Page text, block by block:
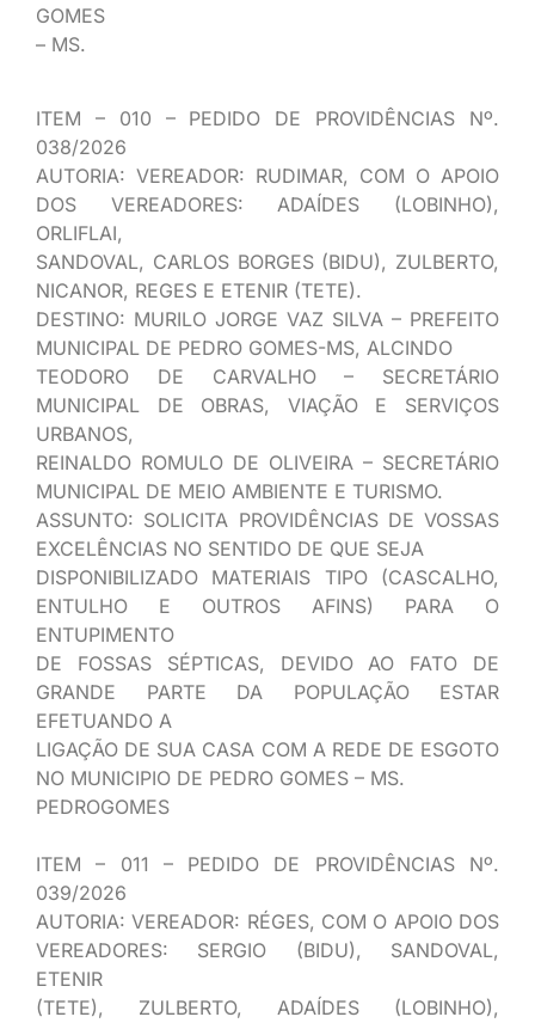
GOMES
– MS.
ITEM – 010 – PEDIDO DE PROVIDÊNCIAS Nº.
038/2026
AUTORIA: VEREADOR: RUDIMAR, COM O APOIO
DOS VEREADORES: ADAÍDES (LOBINHO),
ORLIFLAI,
SANDOVAL, CARLOS BORGES (BIDU), ZULBERTO,
NICANOR, REGES E ETENIR (TETE).
DESTINO: MURILO JORGE VAZ SILVA – PREFEITO
MUNICIPAL DE PEDRO GOMES-MS, ALCINDO
TEODORO DE CARVALHO – SECRETÁRIO
MUNICIPAL DE OBRAS, VIAÇÃO E SERVIÇOS
URBANOS,
REINALDO ROMULO DE OLIVEIRA – SECRETÁRIO
MUNICIPAL DE MEIO AMBIENTE E TURISMO.
ASSUNTO: SOLICITA PROVIDÊNCIAS DE VOSSAS
EXCELÊNCIAS NO SENTIDO DE QUE SEJA
DISPONIBILIZADO MATERIAIS TIPO (CASCALHO,
ENTULHO E OUTROS AFINS) PARA O
ENTUPIMENTO
DE FOSSAS SÉPTICAS, DEVIDO AO FATO DE
GRANDE PARTE DA POPULAÇÃO ESTAR
EFETUANDO A
LIGAÇÃO DE SUA CASA COM A REDE DE ESGOTO
NO MUNICIPIO DE PEDRO GOMES – MS.
PEDROGOMES
ITEM – 011 – PEDIDO DE PROVIDÊNCIAS Nº.
039/2026
AUTORIA: VEREADOR: RÉGES, COM O APOIO DOS
VEREADORES: SERGIO (BIDU), SANDOVAL,
ETENIR
(TETE), ZULBERTO, ADAÍDES (LOBINHO),